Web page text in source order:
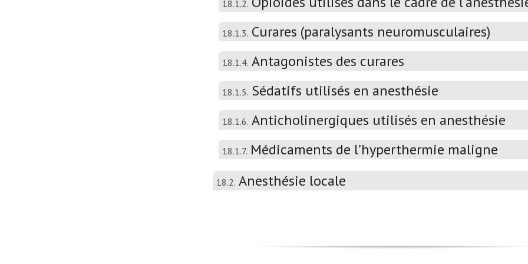
18.1.2.
18.1.3. Curares (paralysants neuromusculaires)
18.1.4. Antagonistes des curares
18.1.5. Sédatifs utilisés en anesthésie
18.1.6. Anticholinergiques utilisés en anesthésie
18.1.7. Médicaments de l’hyperthermie maligne
18.2. Anesthésie locale